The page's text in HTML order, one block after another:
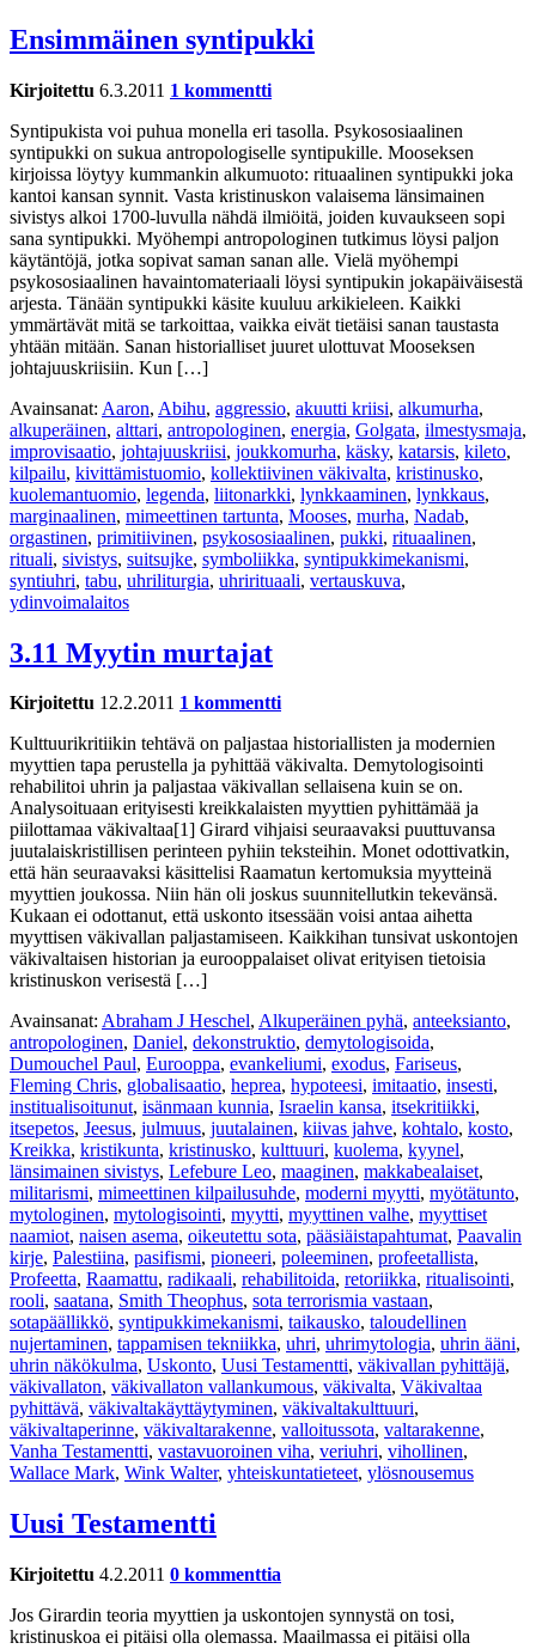
Ensimmäinen syntipukki
Kirjoitettu 6.3.2011 1 kommentti
Syntipukista voi puhua monella eri tasolla. Psykososiaalinen
syntipukki on sukua antropologiselle syntipukille. Mooseksen
kirjoissa löytyy kummankin alkumuoto: rituaalinen syntipukki joka
kantoi kansan synnit. Vasta kristinuskon valaisema länsimainen
sivistys alkoi 1700-luvulla nähdä ilmiöitä, joiden kuvaukseen sopi
sana syntipukki. Myöhempi antropologinen tutkimus löysi paljon
käytäntöjä, jotka sopivat saman sanan alle. Vielä myöhempi
psykososiaalinen havaintomateriaali löysi syntipukin jokapäiväisestä
arjesta. Tänään syntipukki käsite kuuluu arkikieleen. Kaikki
ymmärtävät mitä se tarkoittaa, vaikka eivät tietäisi sanan taustasta
yhtään mitään. Sanan historialliset juuret ulottuvat Mooseksen
johtajuuskriisiin. Kun […]
Avainsanat: Aaron, Abihu, aggressio, akuutti kriisi, alkumurha,
alkuperäinen, alttari, antropologinen, energia, Golgata, ilmestysmaja,
improvisaatio, johtajuuskriisi, joukkomurha, käsky, katarsis, kileto,
kilpailu, kivittämistuomio, kollektiivinen väkivalta, kristinusko,
kuolemantuomio, legenda, liitonarkki, lynkkaaminen, lynkkaus,
marginaalinen, mimeettinen tartunta, Mooses, murha, Nadab,
orgastinen, primitiivinen, psykososiaalinen, pukki, rituaalinen,
rituali, sivistys, suitsujke, symboliikka, syntipukkimekanismi,
syntiuhri, tabu, uhriliturgia, uhrirituaali, vertauskuva,
ydinvoimalaitos
3.11 Myytin murtajat
Kirjoitettu 12.2.2011 1 kommentti
Kulttuurikritiikin tehtävä on paljastaa historiallisten ja modernien
myyttien tapa perustella ja pyhittää väkivalta. Demytologisointi
rehabilitoi uhrin ja paljastaa väkivallan sellaisena kuin se on.
Analysoituaan erityisesti kreikkalaisten myyttien pyhittämää ja
piilottamaa väkivaltaa[1] Girard vihjaisi seuraavaksi puuttuvansa
juutalaiskristillisen perinteen pyhiin teksteihin. Monet odottivatkin,
että hän seuraavaksi käsittelisi Raamatun kertomuksia myytteinä
myyttien joukossa. Niin hän oli joskus suunnitellutkin tekevänsä.
Kukaan ei odottanut, että uskonto itsessään voisi antaa aihetta
myyttisen väkivallan paljastamiseen. Kaikkihan tunsivat uskontojen
väkivaltaisen historian ja eurooppalaiset olivat erityisen tietoisia
kristinuskon verisestä […]
Avainsanat: Abraham J Heschel, Alkuperäinen pyhä, anteeksianto,
antropologinen, Daniel, dekonstruktio, demytologisoida,
Dumouchel Paul, Eurooppa, evankeliumi, exodus, Fariseus,
Fleming Chris, globalisaatio, heprea, hypoteesi, imitaatio, insesti,
institualisoitunut, isänmaan kunnia, Israelin kansa, itsekritiikki,
itsepetos, Jeesus, julmuus, juutalainen, kiivas jahve, kohtalo, kosto,
Kreikka, kristikunta, kristinusko, kulttuuri, kuolema, kyynel,
länsimainen sivistys, Lefebure Leo, maaginen, makkabealaiset,
militarismi, mimeettinen kilpailusuhde, moderni myytti, myötätunto,
mytologinen, mytologisointi, myytti, myyttinen valhe, myyttiset
naamiot, naisen asema, oikeutettu sota, pääsiäistapahtumat, Paavalin
kirje, Palestiina, pasifismi, pioneeri, poleeminen, profeetallista,
Profeetta, Raamattu, radikaali, rehabilitoida, retoriikka, ritualisointi,
rooli, saatana, Smith Theophus, sota terrorismia vastaan,
sotapäällikkö, syntipukkimekanismi, taikausko, taloudellinen
nujertaminen, tappamisen tekniikka, uhri, uhrimytologia, uhrin ääni,
uhrin näkökulma, Uskonto, Uusi Testamentti, väkivallan pyhittäjä,
väkivallaton, väkivallaton vallankumous, väkivalta, Väkivaltaa
pyhittävä, väkivaltakäyttäytyminen, väkivaltakulttuuri,
väkivaltaperinne, väkivaltarakenne, valloitussota, valtarakenne,
Vanha Testamentti, vastavuoroinen viha, veriuhri, vihollinen,
Wallace Mark, Wink Walter, yhteiskuntatieteet, ylösnousemus
Uusi Testamentti
Kirjoitettu 4.2.2011 0 kommenttia
Jos Girardin teoria myyttien ja uskontojen synnystä on tosi,
kristinuskoa ei pitäisi olla olemassa. Maailmassa ei pitäisi olla